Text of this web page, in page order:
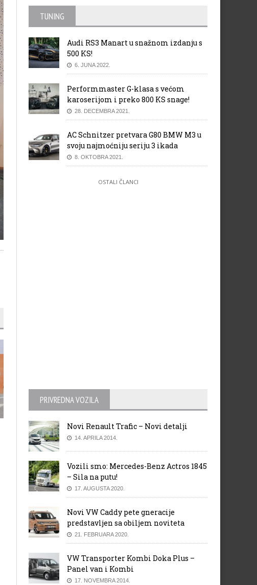
Porsche bilježi značajan porast u
isporuci
E-CARAVAN stigao na
TUNING
Audi RS3 Manart u snažnom izdanju s
500 KS!
6. JUNA 2022.
Performmaster G-klasa s većom
karoserijom i preko 800 KS snage!
28. DECEMBRA 2021.
AC Schnitzer pretvara G80 BMW M3 u
svoju najmoćniju seriju 3 ikada
8. OKTOBRA 2021.
OSTALI ČLANCI
PRIVREDNA VOZILA
Novi Renault Trafic – Novi detalji
14. APRILA 2014.
Vozili smo: Mercedes-Benz Actros 1845
– Sila na putu!
17. AUGUSTA 2020.
Novi VW Caddy pete gneracije
predstavljen sa obiljem noviteta
21. FEBRUARA 2020.
VW Transporter Kombi Doka Plus –
Panel van i Kombi
17. NOVEMBRA 2014.